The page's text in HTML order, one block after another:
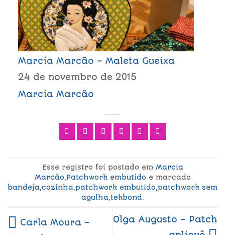
Marcia Marcão – Maleta Gueixa
24 de novembro de 2015
Marcia Marcão
Esse registro foi postado em Marcia
Marcão,Patchwork embutido e marcado
bandeja,cozinha,patchwork embutido,patchwork sem
agulha,tekbond.
Carla Moura –
Olga Augusto – Patch